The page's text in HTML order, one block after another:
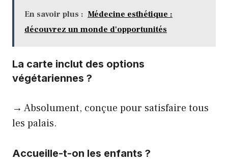
En savoir plus : Médecine esthétique :
découvrez un monde d'opportunités
La carte inclut des options
végétariennes ?
→ Absolument, conçue pour satisfaire tous
les palais.
Accueille-t-on les enfants ?